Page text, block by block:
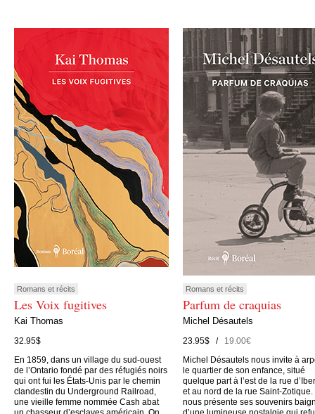
Romans et récits
Les Voix fugitives
Kai Thomas
32.95$
En 1859, dans un village du sud-ouest
de l’Ontario fondé par des réfugiés noirs
qui ont fui les États-Unis par le chemin
clandestin du Underground Railroad,
une vieille femme nommée Cash abat
Romans et récits
Parfum de craquias
Michel Désautels
23.95$ /19.00€
Michel Désautels nous invite à
le quartier de son enfance, situé
quelque part à l’est de la rue
et au nord de la rue Saint-Zotique.
nous présente ses souvenirs